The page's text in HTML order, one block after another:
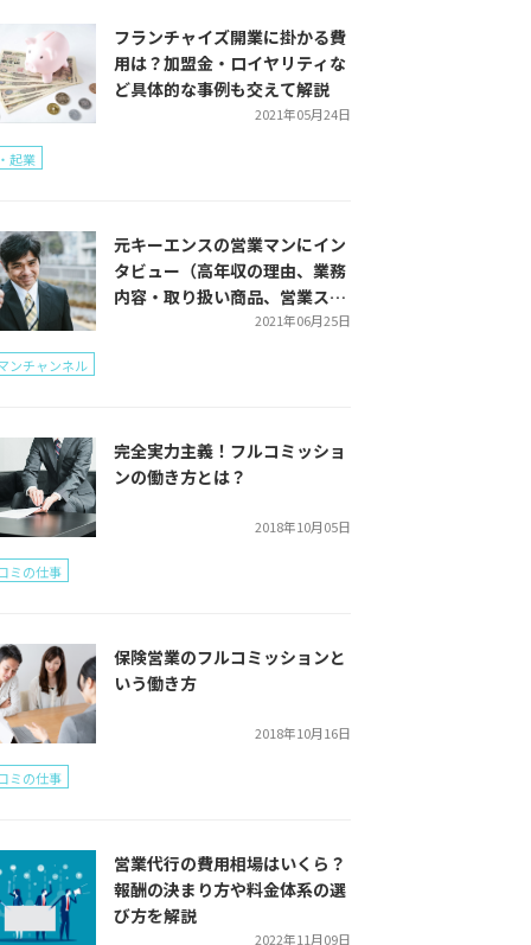
フランチャイズ開業に掛かる費
用は？加盟金・ロイヤリティな
ど具体的な事例も交えて解説
2021年05月24日
起業
元キーエンスの営業マンにイン
タビュー（高年収の理由、業務
内容・取り扱い商品、営業スタ
2021年06月25日
ンチャンネル
完全実力主義！フルコミッショ
ンの働き方とは？
2018年10月05日
ミの仕事
保険営業のフルコミッションと
いう働き方
2018年10月16日
ミの仕事
営業代行の費用相場はいくら？
報酬の決まり方や料金体系の選
び方を解説
2022年11月09日